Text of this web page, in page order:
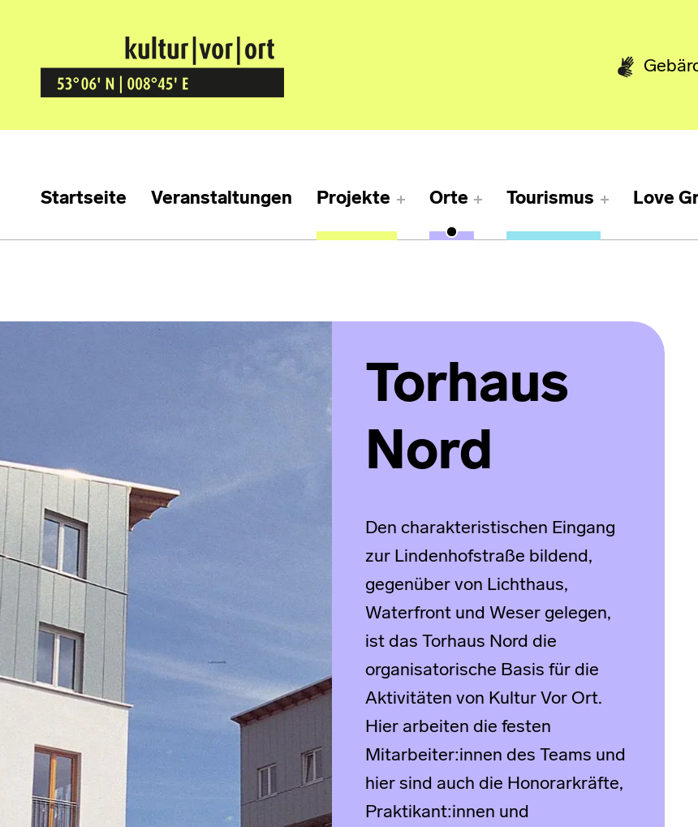
Kultur Vor Ort
BREMEN GRÖPELINGEN
Startseite Veranstaltungen Projekte Orte Tourismus Love
Torhaus
Nord
Den charakteristischen Eingang
zur Lindenhofstraße bildend,
gegenüber von Lichthaus,
Waterfront und Weser gelegen,
ist das Torhaus Nord die
organisatorische Basis für die
Aktivitäten von Kultur Vor Ort.
Hier arbeiten die festen
Mitarbeiter:innen des Teams und
hier sind auch die Honorarkräfte,
Praktikant:innen und